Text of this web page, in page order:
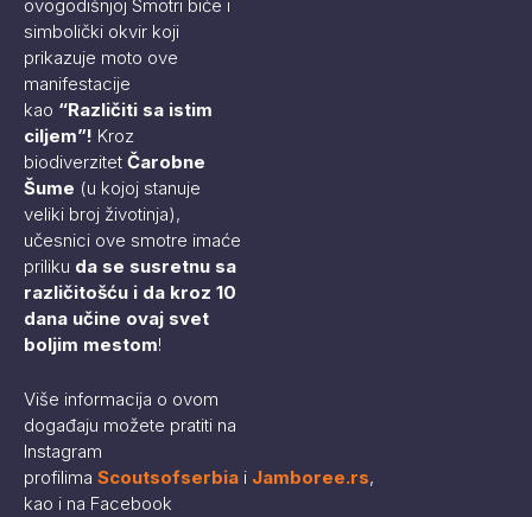
ovogodišnjoj Smotri biće i
simbolički okvir koji
prikazuje moto ove
manifestacije
kao “Različiti sa istim
ciljem”! Kroz
biodiverzitet Čarobne
Šume (u kojoj stanuje
veliki broj životinja),
učesnici ove smotre imaće
priliku da se susretnu sa
različitošću i da kroz 10
dana učine ovaj svet
boljim mestom!
Više informacija o ovom
događaju možete pratiti na
Instagram
profilima Scoutsofserbia i Jamboree.rs,
kao i na Facebook